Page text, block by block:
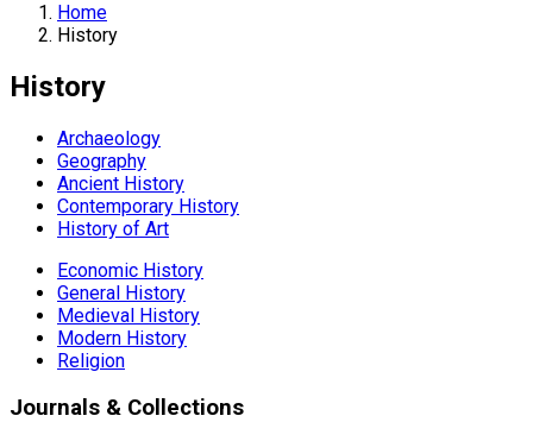
Home
History
History
Archaeology
Geography
Ancient History
Contemporary History
History of Art
Economic History
General History
Medieval History
Modern History
Religion
Journals & Collections